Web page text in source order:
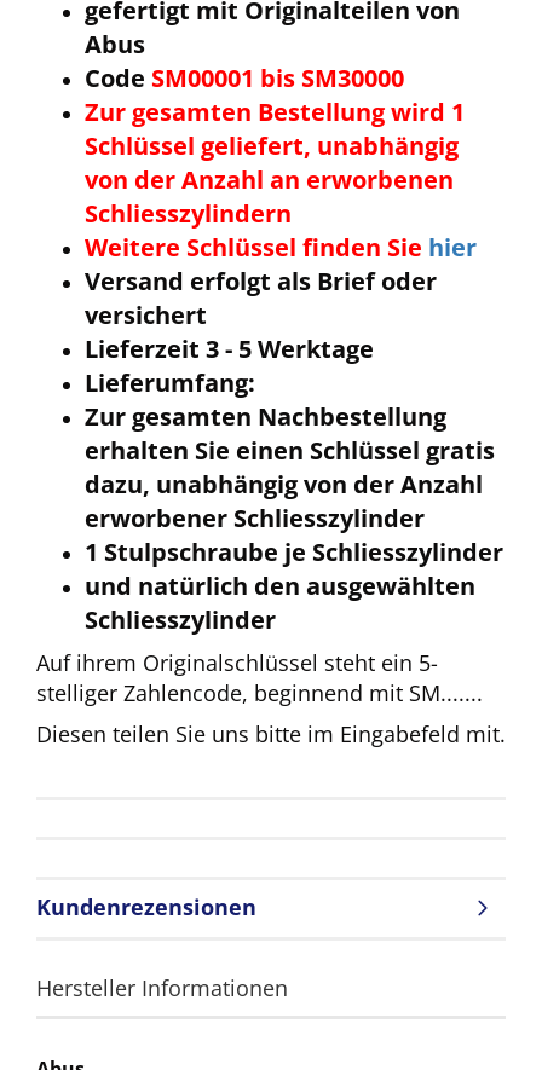
gefertigt mit Originalteilen von
Abus
Code SM00001 bis SM30000
Zur gesamten Bestellung wird 1
Schlüssel geliefert, unabhängig
von der Anzahl an erworbenen
Schliesszylindern
Weitere Schlüssel finden Sie hier
Versand erfolgt als Brief oder
versichert
Lieferzeit 3 - 5 Werktage
Lieferumfang:
Zur gesamten Nachbestellung
erhalten Sie einen Schlüssel gratis
dazu, unabhängig von der Anzahl
erworbener Schliesszylinder
1 Stulpschraube je Schliesszylinder
und natürlich den ausgewählten
Schliesszylinder
Auf ihrem Originalschlüssel steht ein 5-
stelliger Zahlencode, beginnend mit SM.......
Diesen teilen Sie uns bitte im Eingabefeld mit.
Kundenrezensionen
Hersteller Informationen